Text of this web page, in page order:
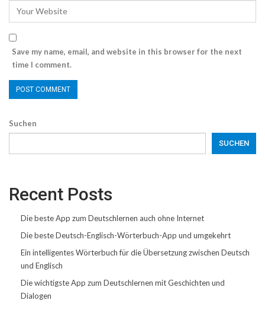
Save my name, email, and website in this browser for the next
time I comment.
Suchen
SUCHEN
Recent Posts
Die beste App zum Deutschlernen auch ohne Internet
Die beste Deutsch-Englisch-Wörterbuch-App und umgekehrt
Ein intelligentes Wörterbuch für die Übersetzung zwischen Deutsch
und Englisch
Die wichtigste App zum Deutschlernen mit Geschichten und
Dialogen